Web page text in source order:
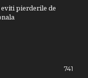
pierderile de
741